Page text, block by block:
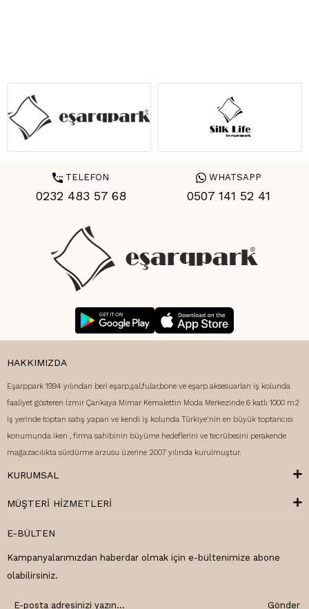
TELEFON
0232 483 57 68
WHATSAPP
0507 141 52 41
HAKKIMIZDA
Eşarppark 1994 yılından beri eşarp,şal,fular,bone ve eşarp aksesuarları iş kolunda
faaliyet gösteren İzmir Çankaya Mimar Kemalettin Moda Merkezinde 6 katlı 1000 m2
iş yerinde toptan satış yapan ve kendi iş kolunda Türkiye'nin en büyük toptancısı
konumunda iken , firma sahibinin büyüme hedeflerini ve tecrübesini perakende
mağazacılıkta sürdürme arzusu üzerine 2007 yılında kurulmuştur.
KURUMSAL
MÜŞTERI HIZMETLERI
E-BÜLTEN
Kampanyalarımızdan haberdar olmak için e-bültenimize abone
olabilirsiniz.
Gönder